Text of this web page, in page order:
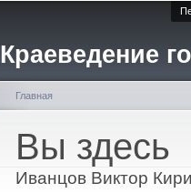
Краеведение
Вы здесь
Главная
Иванцов Виктор